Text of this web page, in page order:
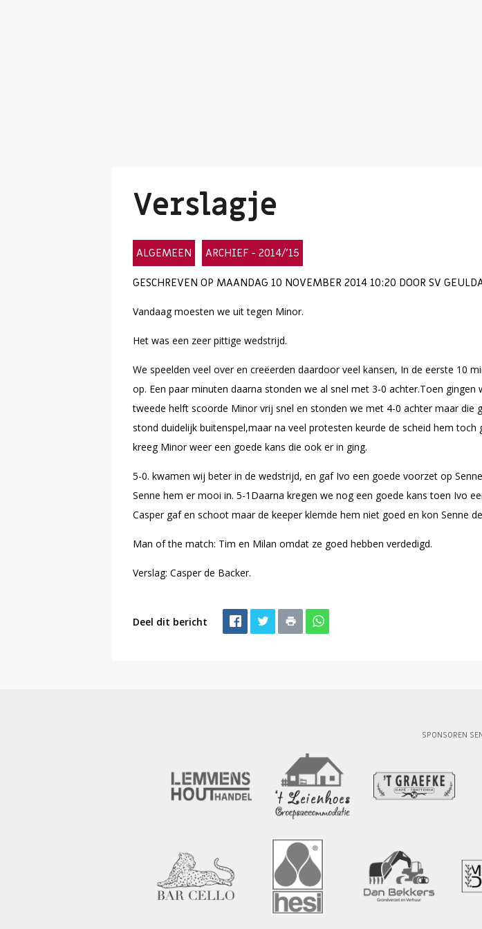
Verslagje
ALGEMEEN
ARCHIEF - 2014/'15
GESCHREVEN OP MAANDAG 10 NOVEMBER 2014 10:20 DOOR SV
Vandaag moesten we uit tegen Minor.
Het was een zeer pittige wedstrijd.
We speelden veel over en creëerden daardoor veel kansen, In de eerste 10
op. Een paar minuten daarna stonden we al snel met 3-0 achter.Toen gingen
tweede helft scoorde Minor vrij snel en stonden we met 4-0 achter maar die
stond duidelijk buitenspel,maar na veel protesten keurde de scheid hem toch
kreeg Minor weer een goede kans die ook er in ging.
5-0. kwamen wij beter in de wedstrijd, en gaf Ivo een goede voorzet op
Senne hem er mooi in. 5-1Daarna kregen we nog een goede kans toen Ivo
Casper gaf en schoot maar de keeper klemde hem niet goed en kon Senne
Man of the match: Tim en Milan omdat ze goed hebben verdedigd.
Verslag: Casper de Backer.
Deel dit bericht
SPONSOREN